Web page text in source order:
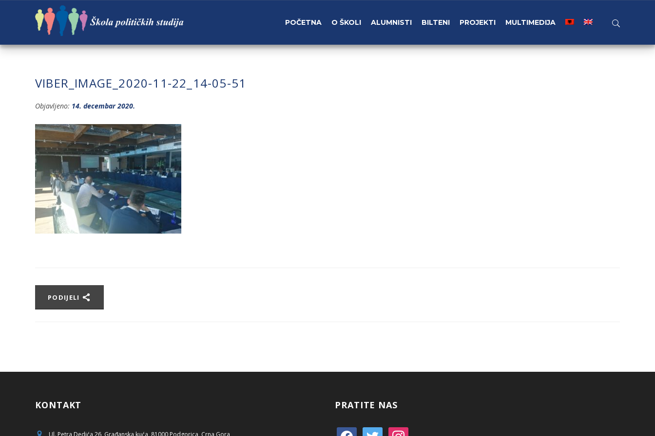
POČETNA O ŠKOLI ALUMNISTI BILTENI PROJEKTI MULTIMEDIJA
VIBER_IMAGE_2020-11-22_14-05-51
Objavljeno: 14. decembar 2020.
PODIJELI
KONTAKT
Ul. Petra Dedića 26, Građanska kuća, 81000 Podgorica, Crna Gora
PRATITE NAS